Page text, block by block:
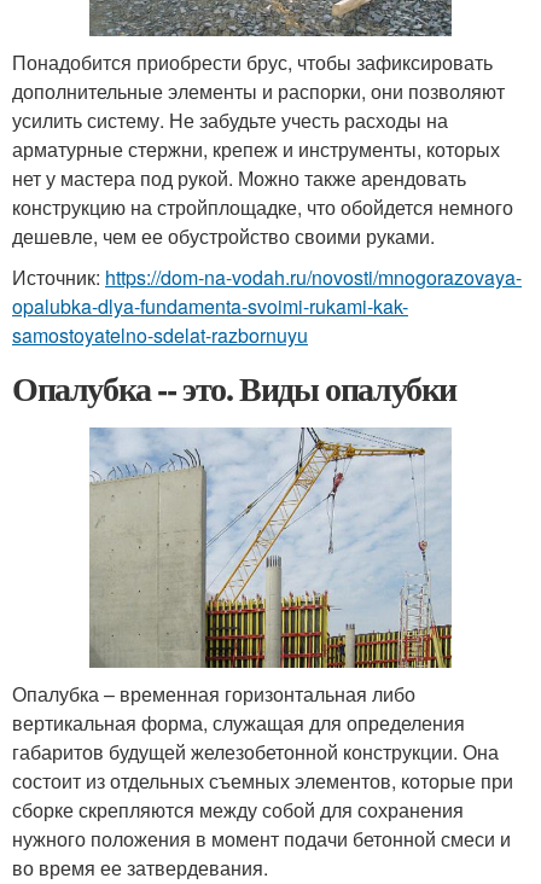
Понадобится приобрести брус, чтобы зафиксировать
дополнительные элементы и распорки, они позволяют
усилить систему. Не забудьте учесть расходы на
арматурные стержни, крепеж и инструменты, которых
нет у мастера под рукой. Можно также арендовать
конструкцию на стройплощадке, что обойдется немного
дешевле, чем ее обустройство своими руками.
Источник: https://dom-na-vodah.ru/novosti/mnogorazovaya-
opalubka-dlya-fundamenta-svoimi-rukami-kak-
samostoyatelno-sdelat-razbornuyu
Опалубка -- это. Виды опалубки
Опалубка – временная горизонтальная либо
вертикальная форма, служащая для определения
габаритов будущей железобетонной конструкции. Она
состоит из отдельных съемных элементов, которые при
сборке скрепляются между собой для сохранения
нужного положения в момент подачи бетонной смеси и
во время ее затвердевания.